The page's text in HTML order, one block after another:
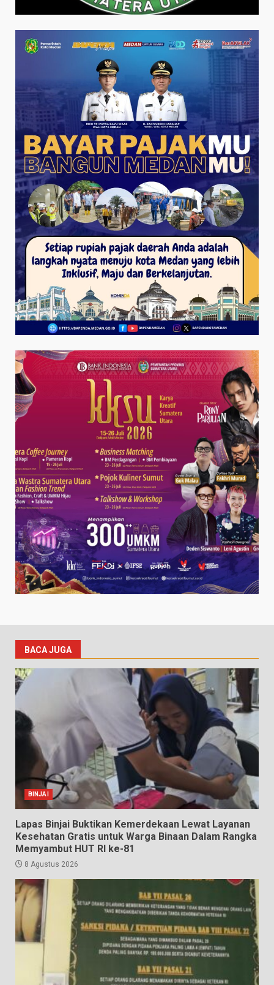
BACA JUGA
BINJAI
Lapas Binjai Buktikan Kemerdekaan Lewat Layanan
Kesehatan Gratis untuk Warga Binaan Dalam Rangka
Memyambut HUT RI ke-81
8 Agustus 2026